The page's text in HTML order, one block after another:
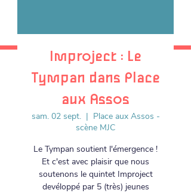
Improject : Le
Tympan dans Place
aux Assos
sam. 02 sept.
  |
Place aux Assos -
scène MJC
Le Tympan soutient l'émergence !
Et c'est avec plaisir que nous
soutenons le quintet Improject
devéloppé par 5 (très) jeunes